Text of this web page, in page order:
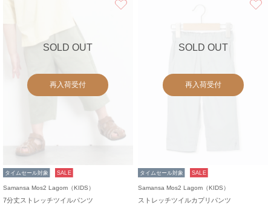
SOLD OUT
再入荷受付
タイムセール対象 SALE
Samansa Mos2 Lagom（KIDS）
7分丈ストレッチツイルパンツ
SOLD OUT
再入荷受付
タイムセール対象 SALE
Samansa Mos2 Lagom（KIDS）
ストレッチツイルカプリパンツ